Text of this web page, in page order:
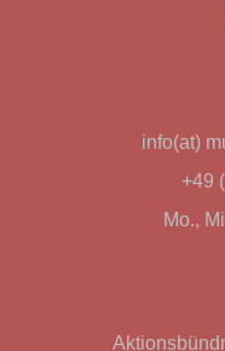
info(at)
+49
Mo.,